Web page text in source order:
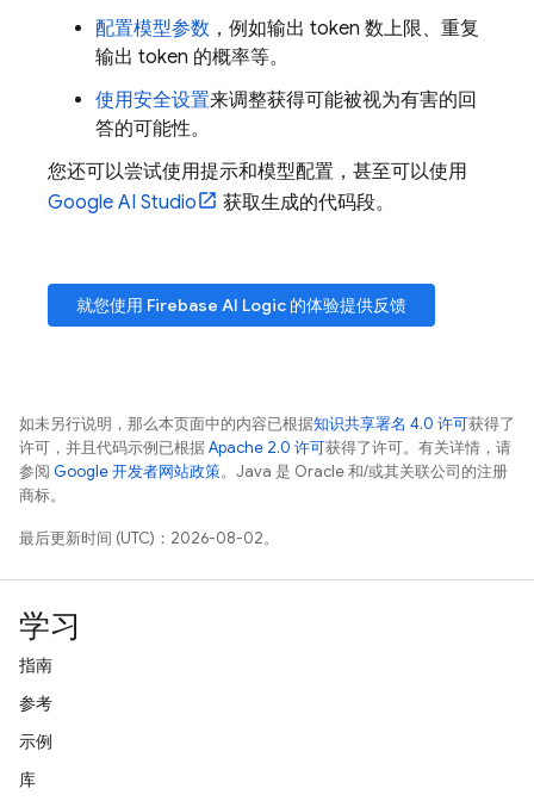
配置模型参数 ，例如输出 token 数上限、重复
输出 token 的概率等。
使用安全设置来调整获得可能被视为有害的回
答的可能性。
您还可以尝试使用提示和模型配置，甚至可以使用
Google AI Studio
获取生成的代码段。
就您使用 Firebase AI Logic 的体验提供反馈
如未另行说明，那么本页面中的内容已根据知识共享署名 4.0 许可获得了
许可，并且代码示例已根据Apache 2.0 许可获得了许可。有关详情，请
参阅 Google 开发者网站政策。Java 是 Oracle 和/或其关联公司的注册
商标。
最后更新时间 (UTC)：2026-08-02。
学习
指南
参考
示例
库